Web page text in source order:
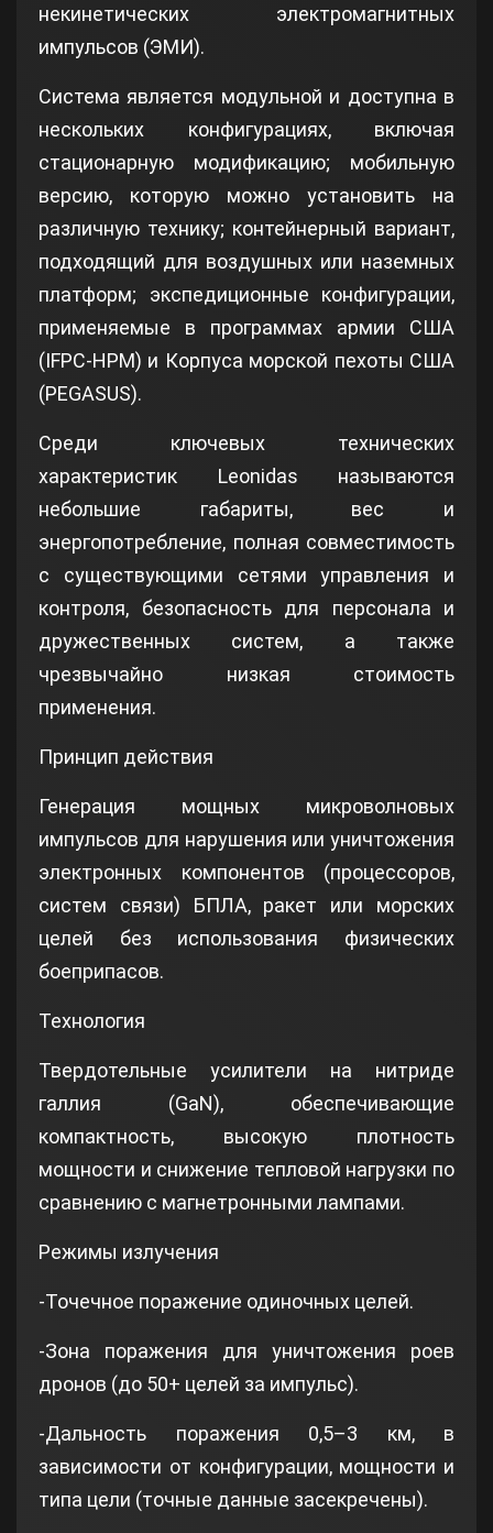
некинетических электромагнитных
импульсов (ЭМИ).
Система является модульной и доступна в
нескольких конфигурациях, включая
стационарную модификацию; мобильную
версию, которую можно установить на
различную технику; контейнерный вариант,
подходящий для воздушных или наземных
платформ; экспедиционные конфигурации,
применяемые в программах армии США
(IFPC-HPM) и Корпуса морской пехоты США
(PEGASUS).
Среди ключевых технических
характеристик Leonidas называются
небольшие габариты, вес и
энергопотребление, полная совместимость
с существующими сетями управления и
контроля, безопасность для персонала и
дружественных систем, а также
чрезвычайно низкая стоимость
применения.
Принцип действия
Генерация мощных микроволновых
импульсов для нарушения или уничтожения
электронных компонентов (процессоров,
систем связи) БПЛА, ракет или морских
целей без использования физических
боеприпасов.
Технология
Твердотельные усилители на нитриде
галлия (GaN), обеспечивающие
компактность, высокую плотность
мощности и снижение тепловой нагрузки по
сравнению с магнетронными лампами.
Режимы излучения
-Точечное поражение одиночных целей.
-Зона поражения для уничтожения роев
дронов (до 50+ целей за импульс).
-Дальность поражения 0,5–3 км, в
зависимости от конфигурации, мощности и
типа цели (точные данные засекречены).